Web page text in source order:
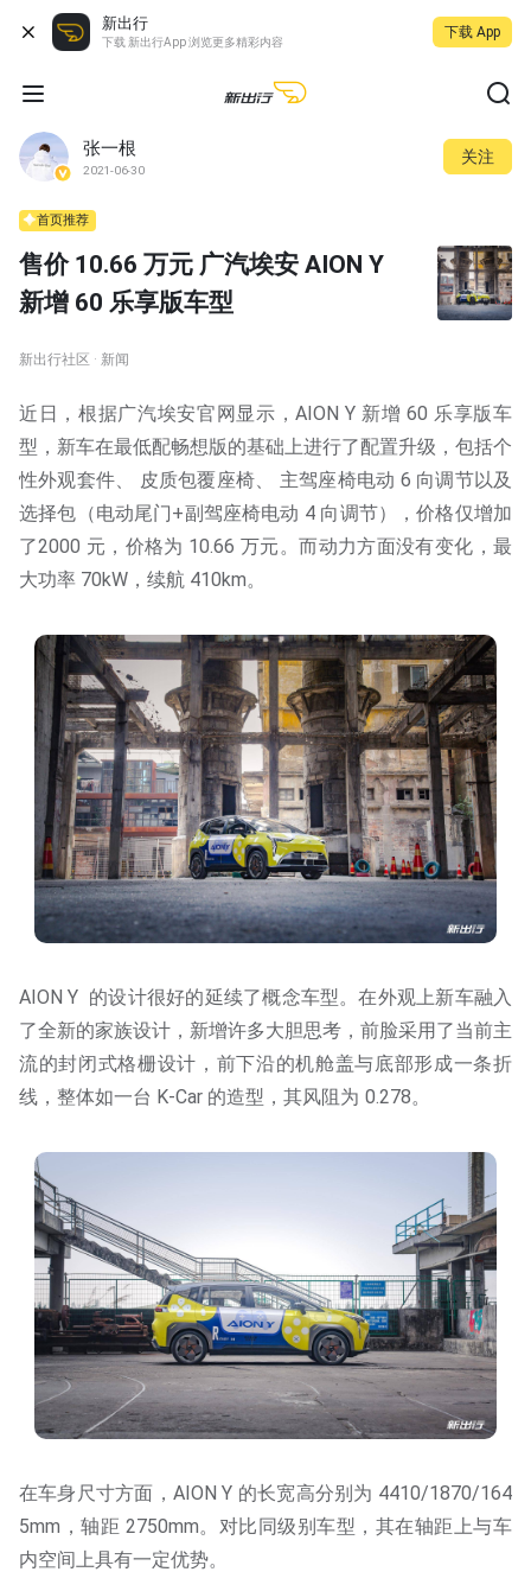
新出行
下载 新出行App 浏览更多精彩内容
下载 App
张一根
2021-06-30
关注
首页推荐
售价 10.66 万元 广汽埃安 AION Y
新增 60 乐享版车型
新出行社区 · 新闻
近日，根据广汽埃安官网显示，AION Y 新增 60 乐享版车
型，新车在最低配畅想版的基础上进行了配置升级，包括个
性外观套件、 皮质包覆座椅、 主驾座椅电动 6 向调节以及
选择包（电动尾门+副驾座椅电动 4 向调节），价格仅增加
了2000 元，价格为 10.66 万元。而动力方面没有变化，最
大功率 70kW，续航 410km。
AION Y 的设计很好的延续了概念车型。在外观上新车融入
了全新的家族设计，新增许多大胆思考，前脸采用了当前主
流的封闭式格栅设计，前下沿的机舱盖与底部形成一条折
线，整体如一台 K-Car 的造型，其风阻为 0.278。
在车身尺寸方面，AION Y 的长宽高分别为 4410/1870/164
5mm，轴距 2750mm。对比同级别车型，其在轴距上与车
内空间上具有一定优势。